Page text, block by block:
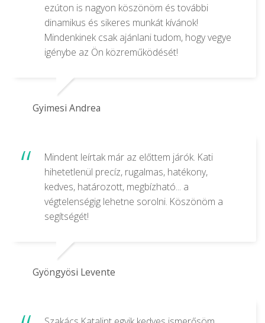
ezúton is nagyon köszönöm és további
dinamikus és sikeres munkát kívánok!
Mindenkinek csak ajánlani tudom, hogy vegye
igénybe az Ön közreműködését!
Gyimesi Andrea
Mindent leírtak már az előttem járók. Kati
hihetetlenül precíz, rugalmas, hatékony,
kedves, határozott, megbízható... a
végtelenségig lehetne sorolni. Köszönöm a
segítségét!
Gyöngyösi Levente